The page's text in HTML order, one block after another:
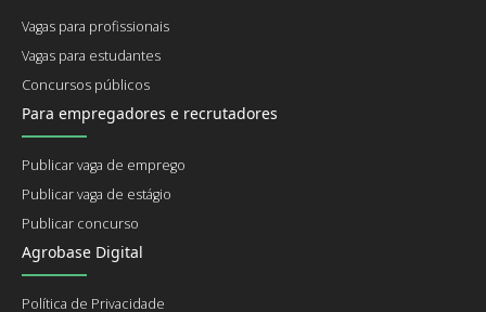
Vagas para profissionais
Vagas para estudantes
Concursos públicos
Para empregadores e recrutadores
Publicar vaga de emprego
Publicar vaga de estágio
Publicar concurso
Agrobase Digital
Política de Privacidade